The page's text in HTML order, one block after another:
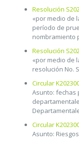
Resolución
«por medio de
período de
nombramiento
Resolución
«por medio de
resolución No.
Circular
Asunto: fechas
Circular
Asunto: